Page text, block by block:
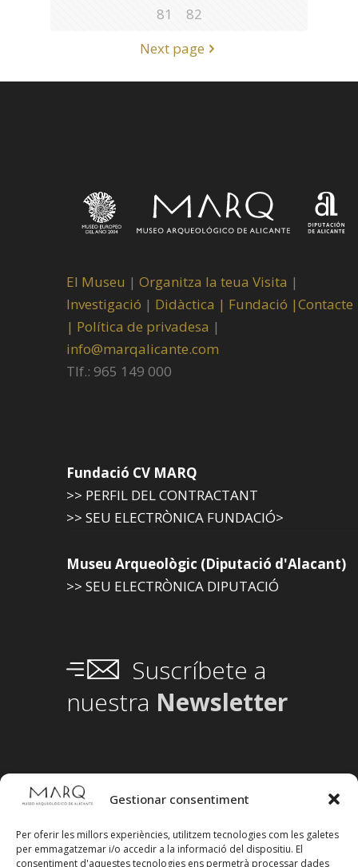
Gestionar consentiment
Per oferir les millors experiències, utilitzem tecnologies com les galetes
per emmagatzemar i/o accedir a la informació del dispositiu. El
consentiment d'aquestes tecnologies ens permetrà processar dades
81
82
Next page
El Museu | Organitza la teua Visita |
Investigació | Didàctica | Fundació |Contacte
| Política de privadesa |
info@marqalicante.com
Tlf.: 965 149 000
Fundació CV MARQ
>> PERFIL DEL CONTRACTANT
>> SEU ELECTRÒNICA FUNDACIÓ>
Museu Arqueològic (Diputació d'Alacant)
>> SEU ELECTRÒNICA DIPUTACIÓ
Suscríbete a
nuestra Newsletter